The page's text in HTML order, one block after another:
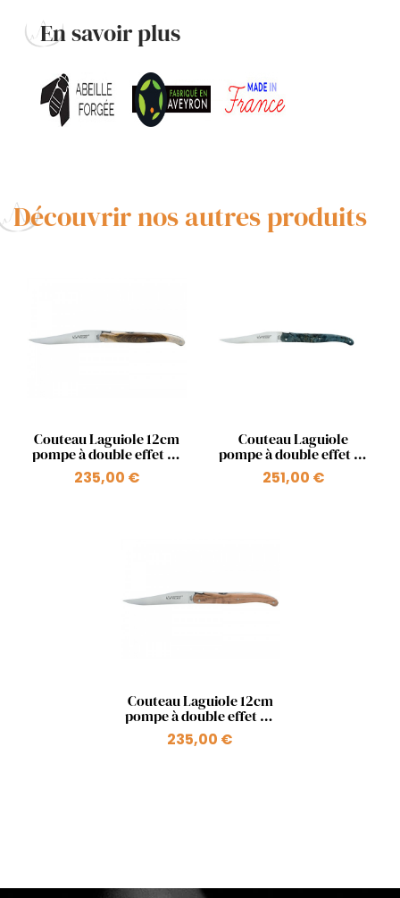
En savoir plus
Découvrir nos autres produits
Aperçu rapide
Couteau Laguiole 12cm
pompe à double effet en
pistachier
235,00 €
Aperçu rapide
Couteau Laguiole
pompe à double effet en
fourche de peuplier
teinté
251,00 €
Aperçu rapide
Couteau Laguiole 12cm
pompe à double effet en
olivier
235,00 €